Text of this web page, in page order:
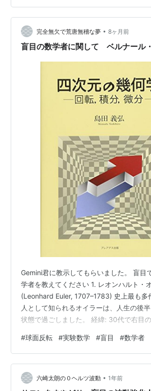
字」を発明した盲目の少年 へのアマゾン
ら。 https://amz…
完全無欠で荒唐無稽な夢 • 8ヶ月前
盲目の数学者に関して ベルナール
Gemini君に教示してもらいました。 盲目
学者を教えてください 1. レオンハルト・
(Leonhard Euler, 1707–1783) 史上最も多
人として知られるオイラーは、人生の後
状態で過ごしました。 経緯: 30代で右目
失明後も驚異的な記憶力と暗算能力を駆使
によって研究を続けました。実は、全盲
ほうが論文の執筆ペースが上がったと言
イラーの全業績の約3分の1は失明後に生み
#球面反転 #実験数学 #盲目 #数学者
六崎太朗の０ヘルツ波動 • 1年前